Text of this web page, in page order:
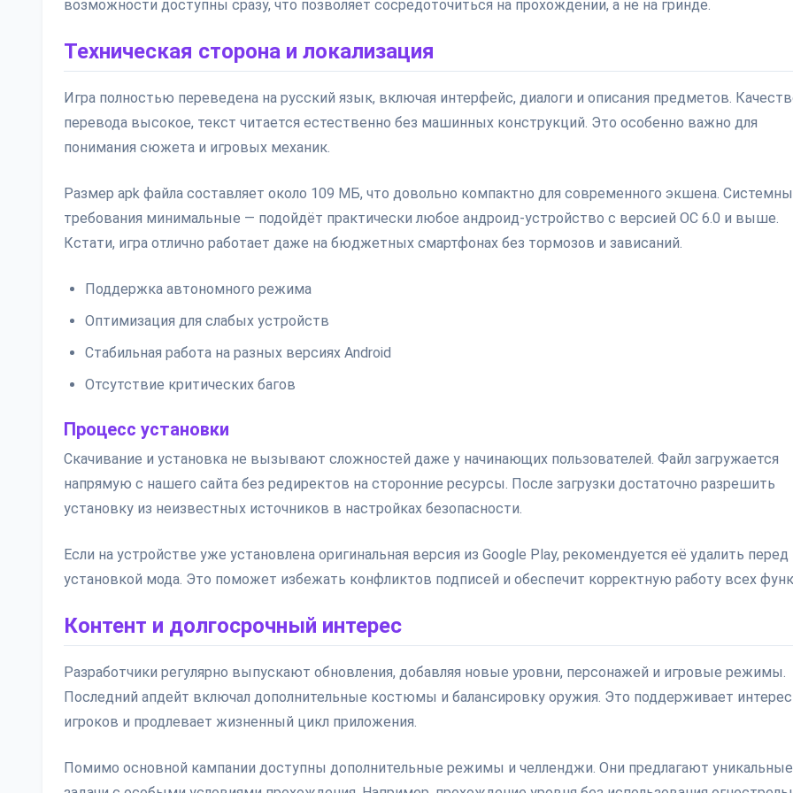
возможности доступны сразу, что позволяет сосредоточиться на прохождении, а не на гринде.
Техническая сторона и локализация
Игра полностью переведена на русский язык, включая интерфейс, диалоги и описания предметов.
перевода высокое, текст читается естественно без машинных конструкций. Это особенно важно для
понимания сюжета и игровых механик.
Размер apk файла составляет около 109 МБ, что довольно компактно для современного экшена.
требования минимальные — подойдёт практически любое андроид-устройство с версией ОС 6.0 и выше.
Кстати, игра отлично работает даже на бюджетных смартфонах без тормозов и зависаний.
Поддержка автономного режима
Оптимизация для слабых устройств
Стабильная работа на разных версиях Android
Отсутствие критических багов
Процесс установки
Скачивание и установка не вызывают сложностей даже у начинающих пользователей. Файл загружается
напрямую с нашего сайта без редиректов на сторонние ресурсы. После загрузки достаточно разрешить
установку из неизвестных источников в настройках безопасности.
Если на устройстве уже установлена оригинальная версия из Google Play, рекомендуется её удалить перед
установкой мода. Это поможет избежать конфликтов подписей и обеспечит корректную работу всех
Контент и долгосрочный интерес
Разработчики регулярно выпускают обновления, добавляя новые уровни, персонажей и игровые режимы.
Последний апдейт включал дополнительные костюмы и балансировку оружия. Это поддерживает интерес
игроков и продлевает жизненный цикл приложения.
Помимо основной кампании доступны дополнительные режимы и челленджи. Они предлагают уникальные